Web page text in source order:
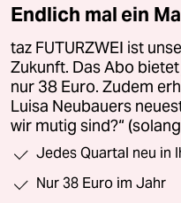
Endlich mal ein
taz FUTURZWEI ist
Zukunft. Das Abo
nur 38 Euro. Zudem
Luisa Neubauers
wir mutig sind?“
Jedes Quartal neu in
Nur 38 Euro im Jahr